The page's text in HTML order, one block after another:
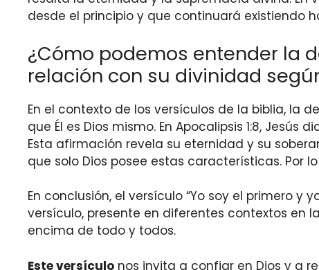
desde el principio y que continuará existiendo
¿Cómo podemos entender la
relación con su divinidad
En el contexto de los versículos de la biblia, la
que Él es Dios mismo. En Apocalipsis 1:8, Jesús
Esta afirmación revela su eternidad y su
que solo Dios posee estas características. Por
En conclusión, el versículo “Yo soy el primero
versículo, presente en diferentes contextos en
encima de todo y todos.
Este versículo nos invita a confiar en Dios y a